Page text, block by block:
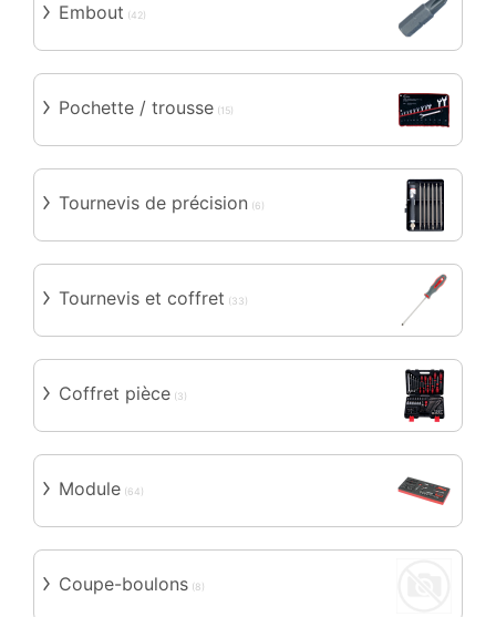
Embout (42)
Pochette / trousse (15)
Tournevis de précision (6)
Tournevis et coffret (33)
Coffret pièce (3)
Module (64)
Coupe-boulons (8)